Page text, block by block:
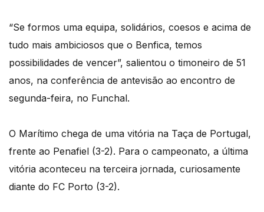
“Se formos uma equipa, solidários, coesos e acima de
tudo mais ambiciosos que o Benfica, temos
possibilidades de vencer”, salientou o timoneiro de 51
anos, na conferência de antevisão ao encontro de
segunda-feira, no Funchal.
O Marítimo chega de uma vitória na Taça de Portugal,
frente ao Penafiel (3-2). Para o campeonato, a última
vitória aconteceu na terceira jornada, curiosamente
diante do FC Porto (3-2).